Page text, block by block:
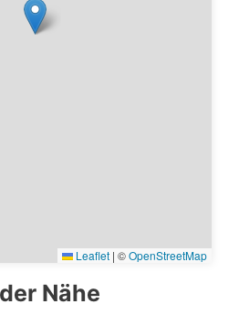
Leaflet | ©OpenStreetMap
Nähe